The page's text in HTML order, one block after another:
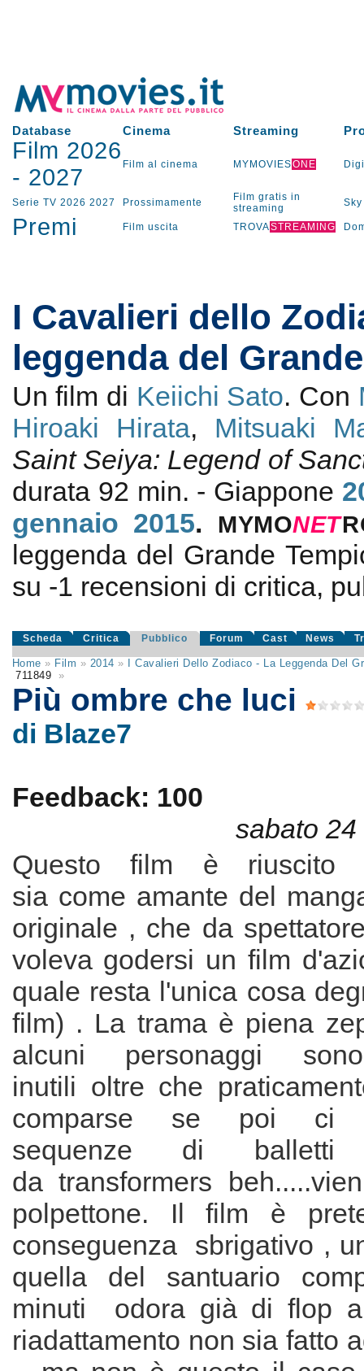
Database Cinema Streaming
Film 2026
- 2027 Film al cinema MYMOVIESONE
Serie TV 2026 2027 Prossimamente
Film gratis in
streaming
Sky
Premi Film uscita TROVASTREAMING
I Cavalieri dello
leggenda del
Un film di Keiichi Sato. Con
Hiroaki Hirata, Mitsuaki
Saint Seiya: Legend of
durata 92 min. - Giappone
gennaio 2015. MYMONET
leggenda del Grande
su -1 recensioni di critica,
Scheda Critica Pubblico Forum Cast News
Home » Film » 2014 »
I Cavalieri Dello Zodiaco - La Leggenda Del
711849
»
Più ombre che luci
di Blaze7
Feedback: 100
sabato
Questo film è riuscito
sia come amante del
originale , che da
voleva godersi un film
quale resta l'unica cosa
film) . La trama è piena
alcuni personaggi
inutili oltre che
comparse se poi ci
sequenze di
da transformers
polpettone. Il film è
conseguenza sbrigativo ,
quella del santuario
minuti odora già di flop
riadattamento non sia fatto